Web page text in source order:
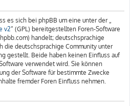
es sich bei phpBB um eine unter der „
v2“ (GPL) bereitgestellten Foren-Software
handelt; deutschsprachige
die deutschsprachige Community unter
gestellt. Beide haben keinen Einfluss auf
verwendet wird. Sie können
der Software für bestimmte Zwecke
fremder Foren Einfluss nehmen.